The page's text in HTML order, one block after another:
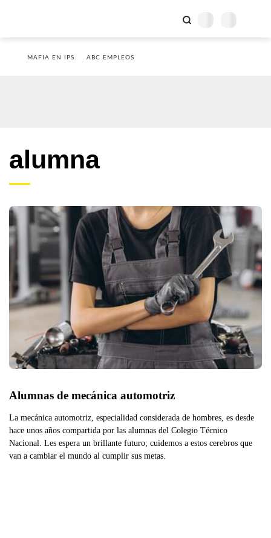
MAFIA EN IPS ABC EMPLEOS
alumna
Alumnas de mecánica automotriz
La mecánica automotriz, especialidad considerada de hombres, es desde
hace unos años compartida por las alumnas del Colegio Técnico
Nacional. Les espera un brillante futuro; cuidemos a estos cerebros que
van a cambiar el mundo al cumplir sus metas.